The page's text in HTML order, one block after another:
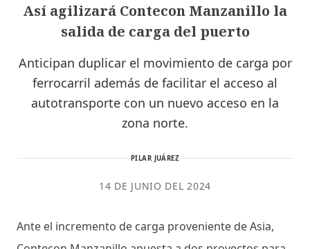
Así agilizará Contecon Manzanillo la
salida de carga del puerto
Anticipan duplicar el movimiento de carga por
ferrocarril además de facilitar el acceso al
autotransporte con un nuevo acceso en la
zona norte.
PILAR JUÁREZ
14 DE JUNIO DEL 2024
Ante el incremento de carga proveniente de Asia,